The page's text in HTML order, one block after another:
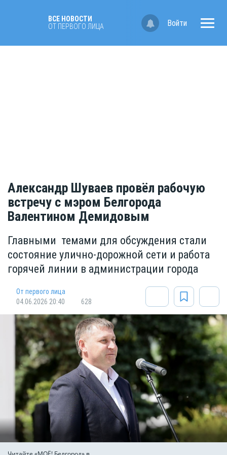
ВСЕ НОВОСТИ
ОТ ПЕРВОГО ЛИЦА
Войти
Александр Шуваев провёл рабочую
встречу с мэром Белгорода
Валентином Демидовым
Главными темами для обсуждения стали
состояние улично-дорожной сети и работа
горячей линии в администрации города
От первого лица
04.06.2026 20:40
628